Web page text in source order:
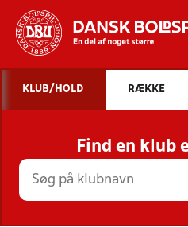
STILLINGER,
KLUB/HOLD RÆKKE
Find en klub